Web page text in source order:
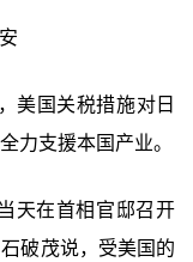
美国关税措施对日
力支援本国产业。
天在首相官邸召开
破茂说，受美国的